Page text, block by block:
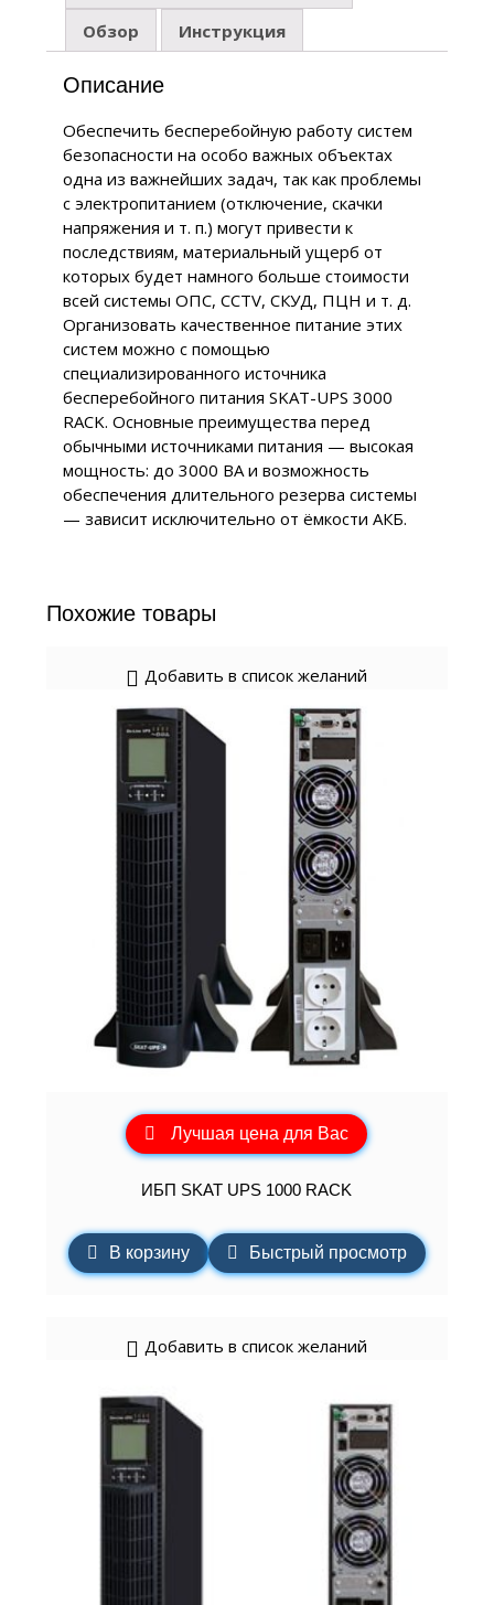
Обзор
Инструкция
Описание
Обеспечить бесперебойную работу систем
безопасности на особо важных объектах
одна из важнейших задач, так как проблемы
с электропитанием (отключение, скачки
напряжения и т. п.) могут привести к
последствиям, материальный ущерб от
которых будет намного больше стоимости
всей системы ОПС, ССТV, СКУД, ПЦН и т. д.
Организовать качественное питание этих
систем можно с помощью
специализированного источника
бесперебойного питания SKAT-UPS 3000
RACK. Основные преимущества перед
обычными источниками питания — высокая
мощность: до 3000 ВА и возможность
обеспечения длительного резерва системы
— зависит исключительно от ёмкости АКБ.
Похожие товары
Добавить в список желаний
Лучшая цена для Вас
ИБП SKAT UPS 1000 RACK
В корзину Быстрый просмотр
Добавить в список желаний